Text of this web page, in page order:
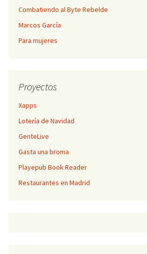
Combatiendo al Byte Rebelde
Marcos García
Para mujeres
Proyectos
Xapps
Lotería de Navidad
GenteLive
Gasta una broma
Playepub Book Reader
Restaurantes en Madrid